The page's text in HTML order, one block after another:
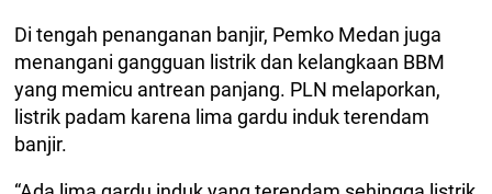
Di tengah penanganan banjir, Pemko Medan juga
menangani gangguan listrik dan kelangkaan BBM
yang memicu antrean panjang. PLN melaporkan,
listrik padam karena lima gardu induk terendam
banjir.